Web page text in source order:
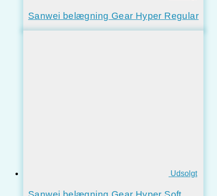
Sanwei belægning Gear Hyper Regular
Udsolgt